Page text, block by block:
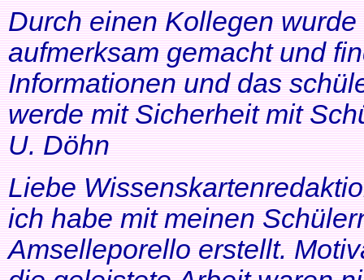
Durch einen Kollegen
aufmerksam gemacht und
Informationen und das
werde mit Sicherheit mit
U. Döhn
Liebe
ich habe mit meinen
Amselleporello erstellt.